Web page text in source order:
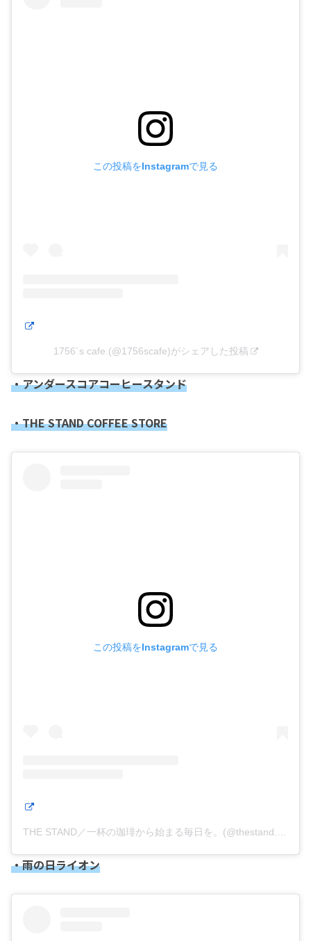
この投稿をInstagramで見る
1756´s cafe.(@1756scafe)がシェアした投稿
・アンダースコアコーヒースタンド
・THE STAND COFFEE STORE
この投稿をInstagramで見る
THE STAND／一杯の珈琲から始まる毎日を。(@thestand.coffeestore)がシェアした投稿
・雨の日ライオン